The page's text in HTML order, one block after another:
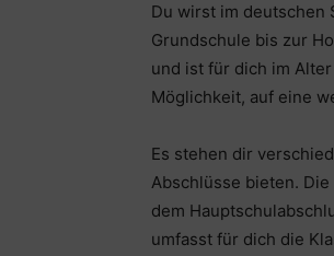
Du wirst im deutschen
Grundschule bis zur
und ist für dich im
Möglichkeit, auf eine
Es stehen dir
Abschlüsse bieten.
dem
umfasst für dich die